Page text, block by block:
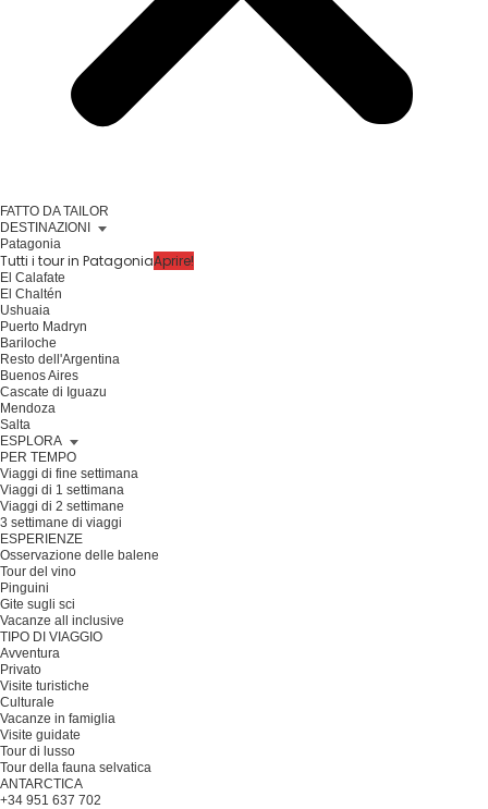
FATTO DA TAILOR
DESTINAZIONI
Patagonia
Tutti i tour in PatagoniaAprire!
El Calafate
El Chaltén
Ushuaia
Puerto Madryn
Bariloche
Resto dell'Argentina
Buenos Aires
Cascate di Iguazu
Mendoza
Salta
ESPLORA
PER TEMPO
Viaggi di fine settimana
Viaggi di 1 settimana
Viaggi di 2 settimane
3 settimane di viaggi
ESPERIENZE
Osservazione delle balene
Tour del vino
Pinguini
Gite sugli sci
Vacanze all inclusive
TIPO DI VIAGGIO
Avventura
Privato
Visite turistiche
Culturale
Vacanze in famiglia
Visite guidate
Tour di lusso
Tour della fauna selvatica
ANTARCTICA
+34 951 637 702